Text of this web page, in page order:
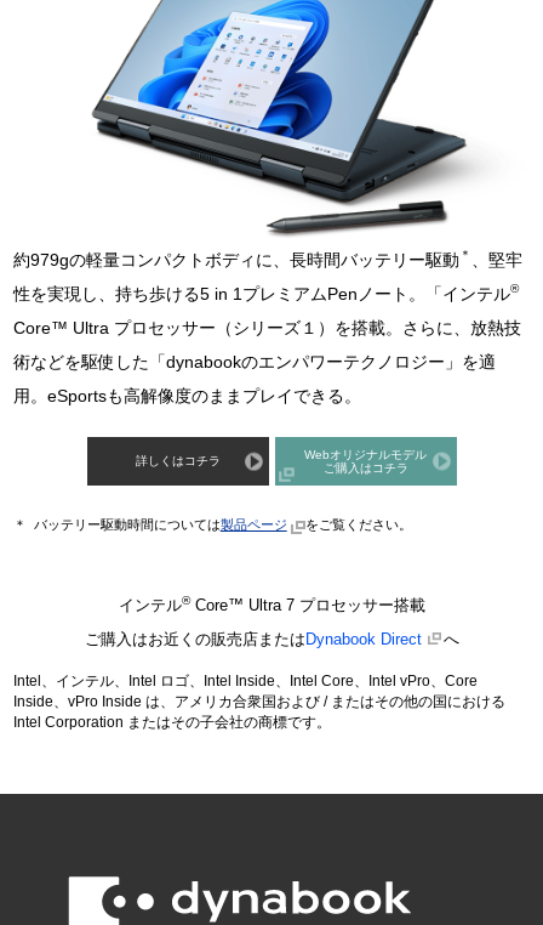
約979gの軽量コンパクトボディに、長時間バッテリー駆動 ＊ 、堅牢
性を実現し、持ち歩ける5 in 1プレミアムPenノート。
「インテル®
Core™ Ultra プロセッサー（シリーズ１）を搭載。さらに、放熱技
術などを駆使した「dynabookのエンパワーテクノロジー」を適
用。eSportsも高解像度のままプレイできる。
詳しくはコチラ
Webオリジナルモデル
ご購入はコチラ
＊ バッテリー駆動時間については製品ページ をご覧ください。
インテル®Core™ Ultra 7 プロセッサー搭載
ご購入はお近くの販売店または Dynabook Direct へ
Intel、インテル、Intel ロゴ、Intel Inside、Intel Core、Intel vPro、Core
Inside、vPro Inside は、アメリカ合衆国および / またはその他の国における
Intel Corporation またはその子会社の商標です。